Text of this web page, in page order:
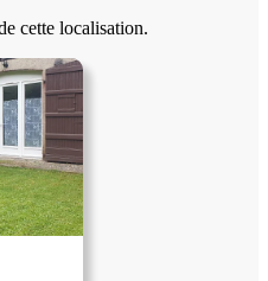
cette localisation.